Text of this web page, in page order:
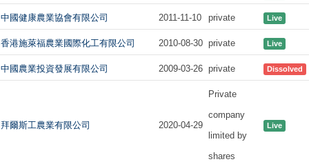
中國健康農業協會有限公司 2011-11-10 private Live
香港施萊福農業國際化工有限公司 2010-08-30 private Live
中國農業投資發展有限公司 2009-03-26 private Dissolved
拜爾斯工農業有限公司 2020-04-29
Private
company
limited by
shares
Live